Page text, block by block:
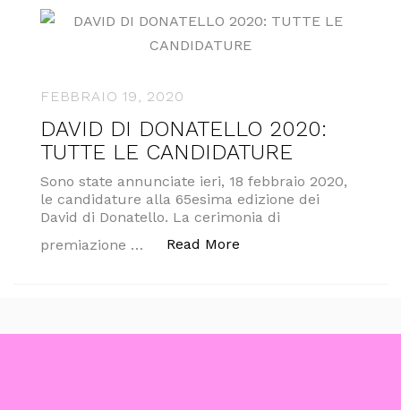
FEBBRAIO 19, 2020
DAVID DI DONATELLO 2020:
TUTTE LE CANDIDATURE
Sono state annunciate ieri, 18 febbraio 2020,
le candidature alla 65esima edizione dei
David di Donatello. La cerimonia di
premiazione …
Read More